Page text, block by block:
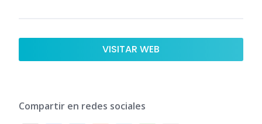
VISITAR WEB
Compartir en redes sociales